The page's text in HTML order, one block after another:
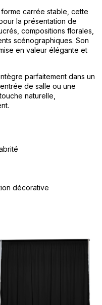
carrée stable, cette
la présentation de
compositions florales,
scénographiques. Son
en valeur élégante et
parfaitement dans un
de salle ou une
naturelle,
décorative